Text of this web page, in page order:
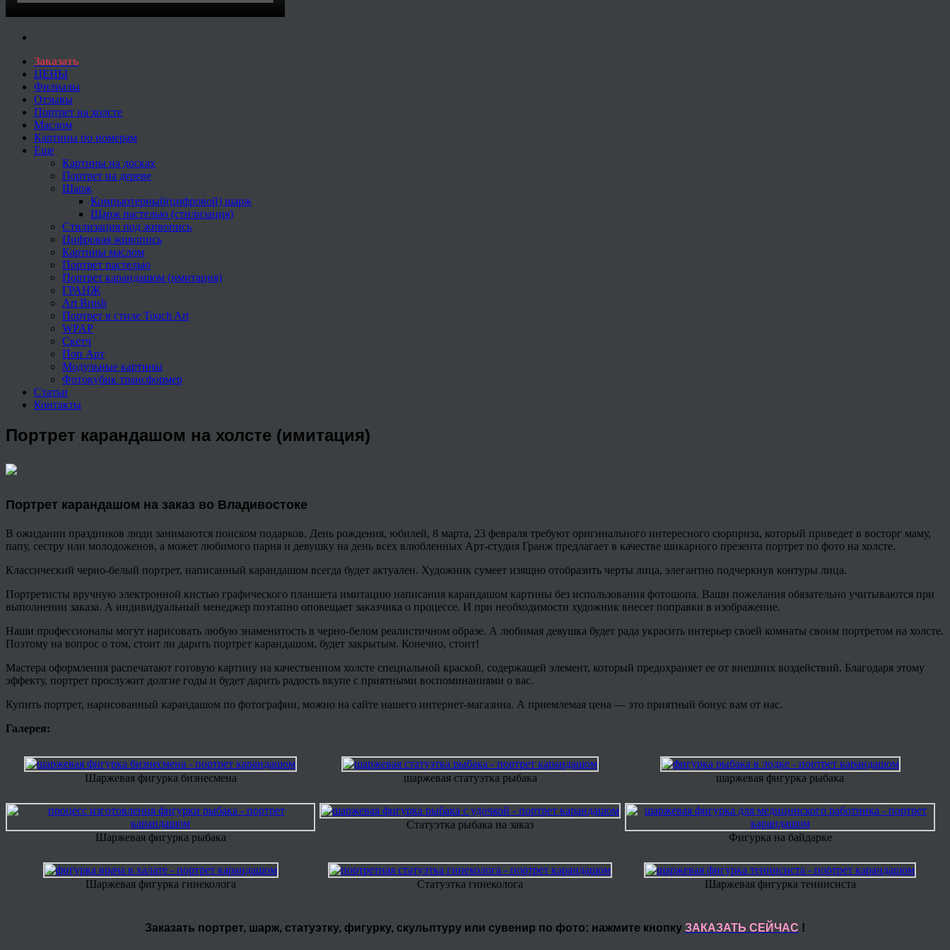
Заказать
ЦЕНЫ
Филиалы
Отзывы
Портрет на холсте
Маслом
Картины по номерам
Еще
Картины на досках
Портрет на дереве
Шарж
Компьютерный(цифровой) шарж
Шарж пастелью (стилизация)
Стилизация под живопись
Цифровая живопись
Картины маслом
Портрет пастелью
Портрет карандашом (имитация)
ГРАНЖ
Art Brush
Портрет в стиле Touch Art
WPAP
Скетч
Поп Арт
Модульные картины
Фотокубик трансформер
Статьи
Контакты
Портрет карандашом на холсте (имитация)
Портрет карандашом на заказ во Владивостоке
В ожидании праздников люди занимаются поиском подарков. День рождения, юбилей, 8 марта, 23 февраля требуют оригинального интересного сюрприза, который приведет в восторг маму,
папу, сестру или молодоженов, а может любимого парня и девушку на день всех влюбленных Арт-студия Гранж предлагает в качестве шикарного презента портрет по фото на холсте.
Классический черно-белый портрет, написанный карандашом всегда будет актуален. Художник сумеет изящно отобразить черты лица, элегантно подчеркнув контуры лица.
Портретисты вручную электронной кистью графического планшета имитацию написания карандашом картины без использования фотошопа. Ваши пожелания обязательно учитываются при
выполнении заказа. А индивидуальный менеджер поэтапно оповещает заказчика о процессе. И при необходимости художник внесет поправки в изображение.
Наши профессионалы могут нарисовать любую знаменитость в черно-белом реалистичном образе. А любимая девушка будет рада украсить интерьер своей комнаты своим портретом на холсте.
Поэтому на вопрос о том, стоит ли дарить портрет карандашом, будет закрытым. Конечно, стоит!
Мастера оформления распечатают готовую картину на качественном холсте специальной краской, содержащей элемент, который предохраняет ее от внешних воздействий. Благодаря этому
эффекту, портрет прослужит долгие годы и будет дарить радость вкупе с приятными воспоминаниями о вас.
Купить портрет, нарисованный карандашом по фотографии, можно на сайте нашего интернет-магазина. А приемлемая цена — это приятный бонус вам от нас.
Галерея:
Шаржевая фигурка бизнесмена шаржевая статуэтка рыбака шаржевая фигурка рыбака
Шаржевая фигурка рыбака
Статуэтка рыбака на заказ
Фигурка на байдарке
Шаржевая фигурка гинеколога Статуэтка гинеколога Шаржевая фигурка теннисиста
Заказать портрет, шарж, статуэтку, фигурку, скульптуру или сувенир по фото: нажмите кнопку ЗАКАЗАТЬ СЕЙЧАС !